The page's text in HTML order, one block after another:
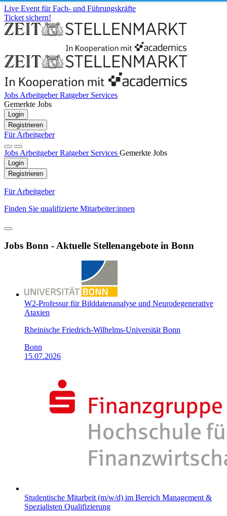
Live Event für Fach- und Führungskräfte
Ticket sichern!
Jobs ArbeitgeberRatgeber Services
Gemerkte Jobs
Login
Registrieren
Für Arbeitgeber
Jobs ArbeitgeberRatgeber Services Gemerkte Jobs
Login
Registrieren
Für Arbeitgeber
Finden Sie qualifizierte Mitarbeiter:innen
Jobs Bonn - Aktuelle Stellenangebote in Bonn
W2-Professur für Bilddatenanalyse und Neurodegenerative
Ataxien
Rheinische Friedrich-Wilhelms-Universität Bonn
Bonn
15.07.2026
Studentische Mitarbeit (m/w/d) im Bereich Management &
Spezialisten Qualifizierung